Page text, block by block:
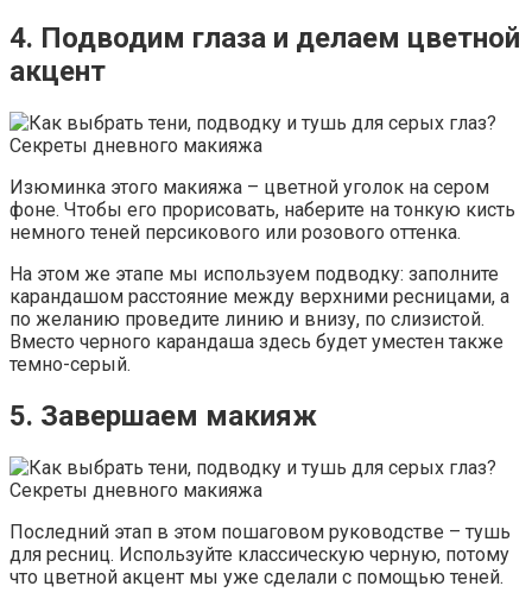
4. Подводим глаза и делаем цветной
акцент
Изюминка этого макияжа – цветной уголок на сером
фоне. Чтобы его прорисовать, наберите на тонкую кисть
немного теней персикового или розового оттенка.
На этом же этапе мы используем подводку: заполните
карандашом расстояние между верхними ресницами, а
по желанию проведите линию и внизу, по слизистой.
Вместо черного карандаша здесь будет уместен также
темно-серый.
5. Завершаем макияж
Последний этап в этом пошаговом руководстве – тушь
для ресниц. Используйте классическую черную, потому
что цветной акцент мы уже сделали с помощью теней.